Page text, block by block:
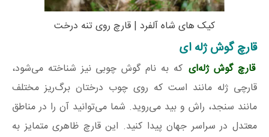
کیک های شاه آلفرد | قارچ روی تنه درخت
قارچ گوش ژله ای
قارچ گوش ژله‌ای که به نام گوش چوبی نیز شناخته می‌شود،
قارچی ژله مانند است که روی چوب درختان برگ‌ریز مختلف
مانند سنجد، راش و بید می‌روید. شما می‌توانید آن را در مناطق
معتدل در سراسر جهان پیدا کنید. این قارچ ظاهری متمایز به